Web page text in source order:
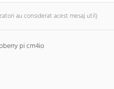
au considerat acest mesaj util)
pi cm4io